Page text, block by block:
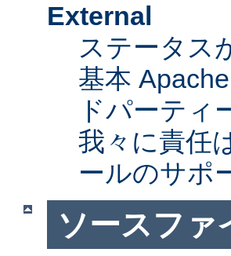
External
ステータス
基本
ドパーティ
我々に責任
ールのサポ
ソースファ